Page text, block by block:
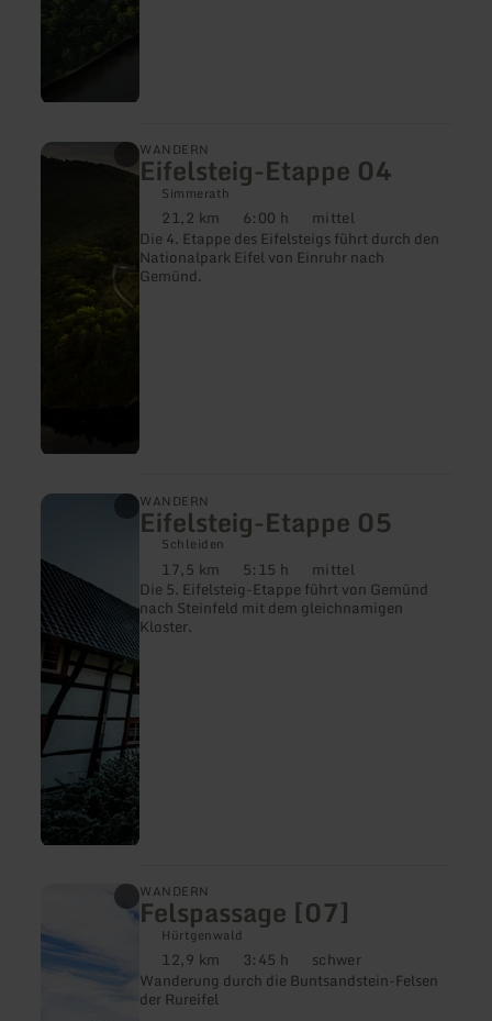
WANDERN
Eifelsteig-Etappe 04
Simmerath
Distanz:
21,2 km Dauer:
6:00 h Anforderung:
mittel
Die 4. Etappe des Eifelsteigs führt durch den
Nationalpark Eifel von Einruhr nach
Gemünd.
mehr
erfahren
WANDERN
Eifelsteig-Etappe 05
Schleiden
Distanz:
17,5 km Dauer:
5:15 h Anforderung:
mittel
Die 5. Eifelsteig-Etappe führt von Gemünd
nach Steinfeld mit dem gleichnamigen
Kloster.
mehr
Etappe
WANDERN
Felspassage [07]
Hürtgenwald
Distanz:
12,9 km Dauer:
3:45 h Anforderung:
schwer
Wanderung durch die Buntsandstein-Felsen
der Rureifel
Felspassage